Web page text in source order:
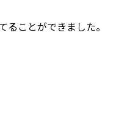
ことができました。